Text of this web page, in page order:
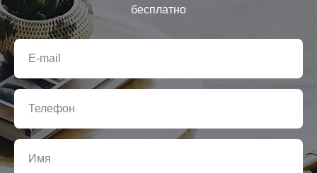
бесплатно